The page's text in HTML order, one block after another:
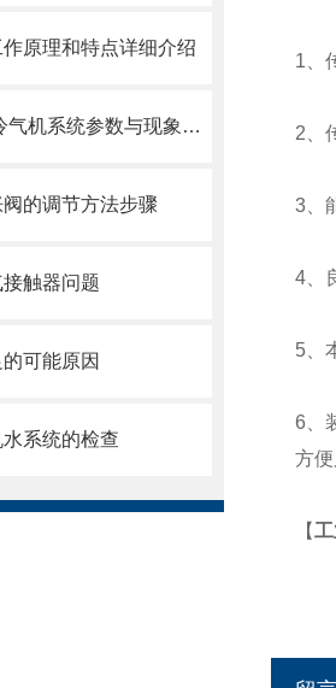
原理和特点详细介绍
制热/制冷空调冷气机系统参数与现象汇总
的调节方法步骤
触器问题
可能原因
系统的检查
1
2
3、
4
5 、
6
方
【